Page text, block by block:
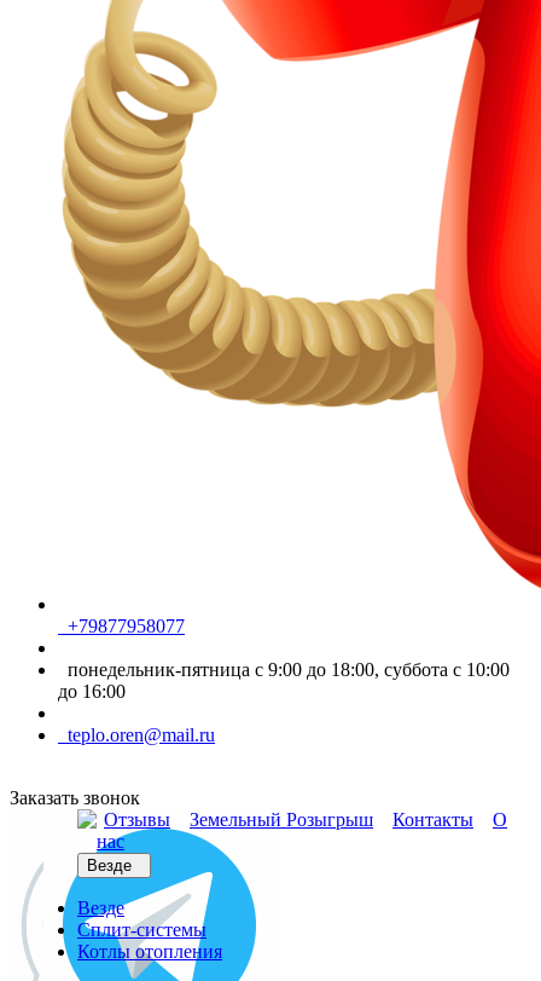
+79877958077
понедельник-пятница с 9:00 до 18:00, суббота с 10:00
до 16:00
teplo.oren@mail.ru
Заказать звонок
Отзывы
Земельный Розыгрыш Контакты
О
нас
Везде
Везде
Сплит-системы
Котлы отопления